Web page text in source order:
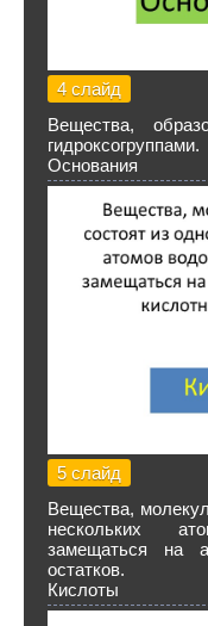
4 слайд
Вещества,
гидроксогруппами.
Основания
5 слайд
Вещества,
нескольких
замещаться на
остатков.
Кислоты